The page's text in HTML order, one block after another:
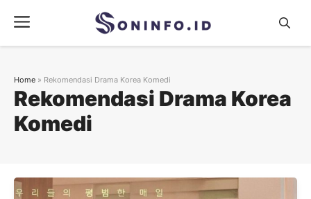
content
Menu
Rekomendasi Drama Korea
Komedi
Home » Rekomendasi Drama Korea Komedi